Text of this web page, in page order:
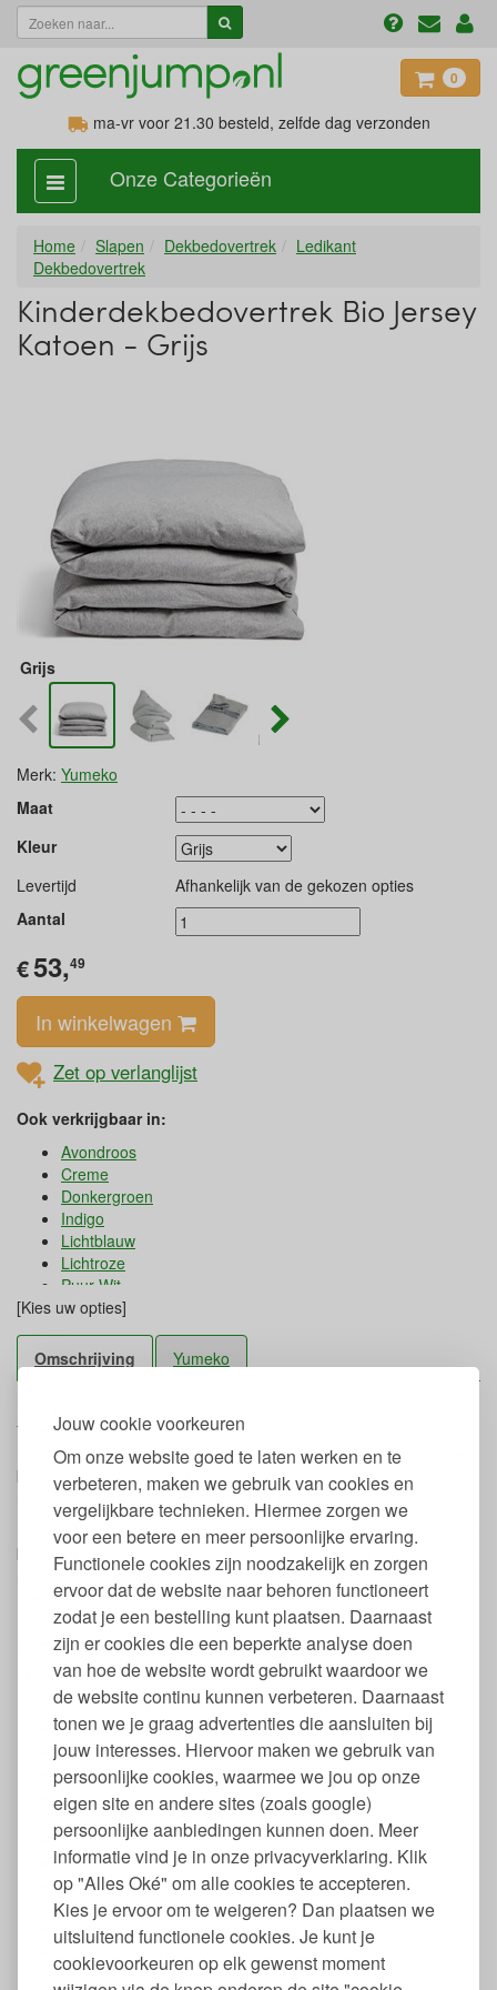
Jouw cookie voorkeuren
Om onze website goed te laten werken en te
verbeteren, maken we gebruik van cookies en
vergelijkbare technieken. Hiermee zorgen we
voor een betere en meer persoonlijke ervaring.
Functionele cookies zijn noodzakelijk en zorgen
ervoor dat de website naar behoren functioneert
zodat je een bestelling kunt plaatsen. Daarnaast
zijn er cookies die een beperkte analyse doen
van hoe de website wordt gebruikt waardoor we
de website continu kunnen verbeteren. Daarnaast
tonen we je graag advertenties die aansluiten bij
jouw interesses. Hiervoor maken we gebruik van
persoonlijke cookies, waarmee we jou op onze
eigen site en andere sites (zoals google)
persoonlijke aanbiedingen kunnen doen. Meer
informatie vind je in onze privacyverklaring. Klik
op "Alles Oké" om alle cookies te accepteren.
Kies je ervoor om te weigeren? Dan plaatsen we
uitsluitend functionele cookies. Je kunt je
cookievoorkeuren op elk gewenst moment
0
ma-vr voor 21.30 besteld, zelfde dag verzonden
categorie
aan,
Onze Categorieën
Home Slapen Dekbedovertrek
Ledikant
Dekbedovertrek
Kinderdekbedovertrek Bio Jersey
Katoen - Grijs
Grijs
Merk: Yumeko
Maat
Kleur
Levertijd
Afhankelijk van de gekozen opties
Aantal
€53,49
In winkelwagen
Zet op verlanglijst
Ook verkrijgbaar in:
Avondroos
Creme
Donkergroen
Indigo
Lichtblauw
Lichtroze
Puur Wit
[Kies uw opties]
Omschrijving Yumeko
Yumeko is een combinatie van warmte, knuffeligheid en comfort.
De onderzijde is makkelijk af te sluiten met behulp van de houten
knoopjes. Het kinderdekbedovertrek is verkrijgbaar in twee
maten, 100 x 135 centimeter en 120 x 150 centimeter.
Dit zachte kinderdekbedovertrek is gemaakt van 100% biologisch
katoen. Dit katoen is afkomstig uit India. Het biologische katoen is
nooit in aanraking geweest met pesticiden en andere chemicaliën.
Hierdoor is het katoen schoon, veilig en huidvriendelijk.
Eigenschappen jersey bio katoenen
dekbedovertrek
Dekbedovertrek van 100% biologisch katoen
Jersey
160 gram katoen per m²
GOTS keurmerk
Zonder kussensloop
Onderzijde sluit met houten knoopjes
Wassen op maximaal 40 graden
Mag in de droger
Strijken op katoenstand
Eerlijk en fairtrade geproduceerd
Verkrijgbaar in 2 maten
Verkrijgbaar in 3 kleuren: Puur Wit, Grijs, Indigo Blauw